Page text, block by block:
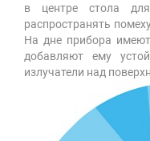
в центре стола
распространять
На дне прибора
добавляют ему
излучатели над